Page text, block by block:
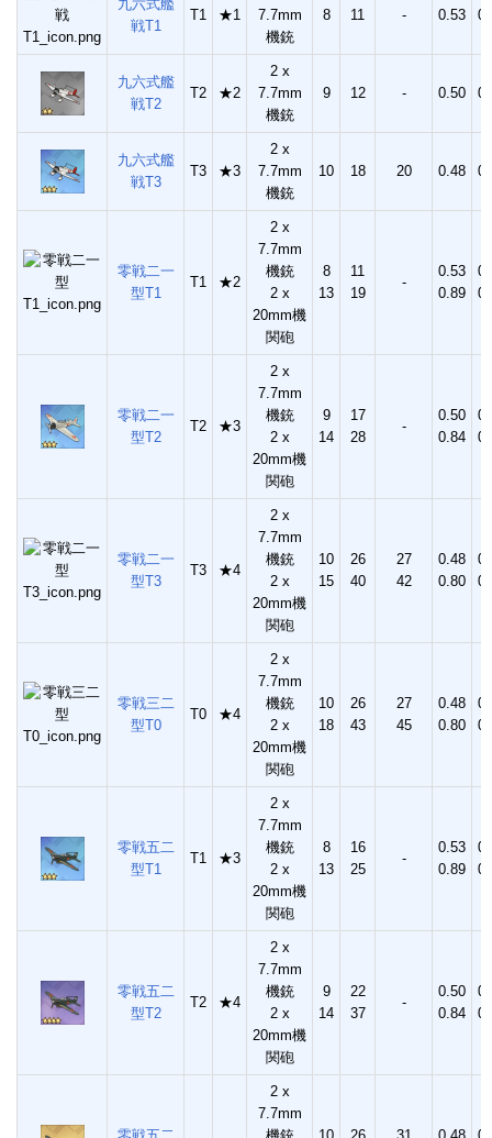
九六式艦
戦T1
T1 ★1
7.7mm
機銃
8 11 - 0.53
九六式艦
戦T2
T2 ★2
2 x
7.7mm
機銃
9 12 - 0.50
九六式艦
戦T3
T3 ★3
2 x
7.7mm
機銃
10 18 20 0.48
零戦二一
型T1
T1 ★2
2 x
7.7mm
機銃
2 x
20mm機
関砲
8
13
11
19
-
0.53
0.89
零戦二一
型T2
T2 ★3
2 x
7.7mm
機銃
2 x
20mm機
関砲
9
14
17
28
-
0.50
0.84
零戦二一
型T3
T3 ★4
2 x
7.7mm
機銃
2 x
20mm機
関砲
10
15
26
40
27
42
0.48
0.80
零戦三二
型T0
T0 ★4
2 x
7.7mm
機銃
2 x
20mm機
関砲
10
18
26
43
27
45
0.48
0.80
零戦五二
型T1
T1 ★3
2 x
7.7mm
機銃
2 x
20mm機
関砲
8
13
16
25
-
0.53
0.89
零戦五二
型T2
T2 ★4
2 x
7.7mm
機銃
2 x
20mm機
関砲
9
14
22
37
-
0.50
0.84
2 x
7.7mm